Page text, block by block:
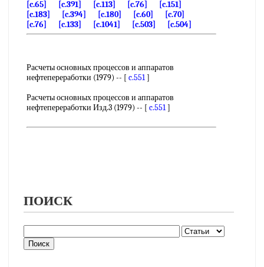
[c.65]
[c.391] [c.113] [c.76]
[c.151]
[c.183]
[c.394] [c.180] [c.60]
[c.70]
[c.76]
[c.133] [c.1041] [c.503] [c.504]
Расчеты основных процессов и аппаратов
нефтепереработки (1979) -- [ c.551]
Расчеты основных процессов и аппаратов
нефтепереработки Изд.3 (1979) -- [ c.551]
ПОИСК